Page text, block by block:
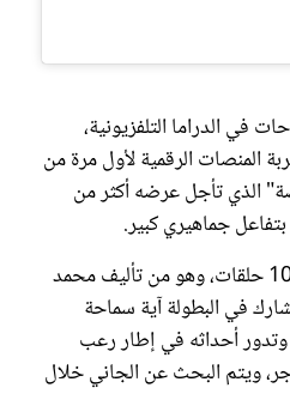
في الدراما التلفزيونية،
المنصات الرقمية لأول مرة من
الذي تأجل عرضه أكثر من
جماهيري كبير.
"ظروف غامضة" مكون من 10 حلقات، وهو من تأليف محمد
في البطولة آية سماحة
أحداثه في إطار رعب
ويتم البحث عن الجاني خلال